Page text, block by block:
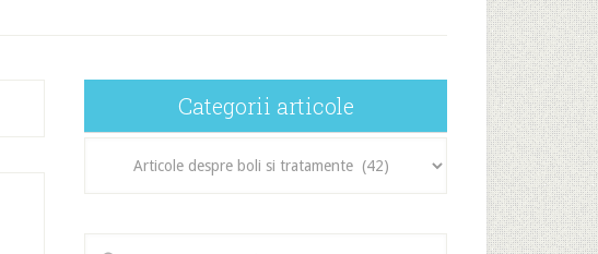
Categorii articole
articole